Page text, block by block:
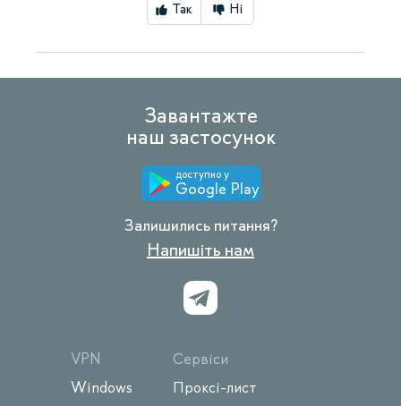
Так Ні
Завантажте
наш застосунок
доступно у
Google Play
Залишились питання?
Напишіть нам
VPN
Windows
Сервіси
Проксі-лист